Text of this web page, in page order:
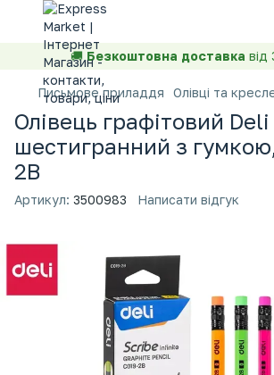
🚚 Безкоштовна доставка від
Письмове приладдя Олівці та
Олівець графітовий Deli
шестигранний з
2B
Артикул: 3500983 Написати відгук